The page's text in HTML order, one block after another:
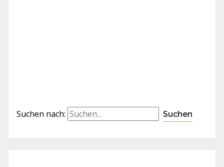
Suchen nach: